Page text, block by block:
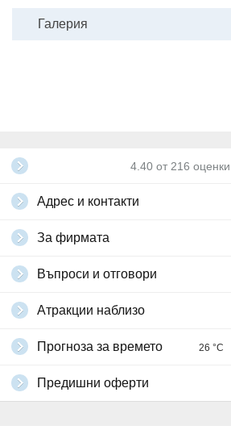
Галерия
4.40 от 216 оценки
Адрес и контакти
За фирмата
Въпроси и отговори
Атракции наблизо
Прогноза за времето 26 °C
Предишни оферти